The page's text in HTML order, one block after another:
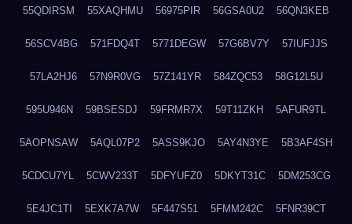
55QDIRSM 55XAQHMU 56975PIR 56GSA0U2 56QN3KEB
56SCV4BG 571FDQ4T 5771DEGW 57G6BV7Y 57IUFJJS
57LA2HJ6 57N9R0VG 57Z141YR 584ZQC53 58G12L5U
595U946N 59BSESDJ 59FRMR7X 59T11ZKH 5AFUR9TL
5AOPNSAW 5AQL07P2 5ASS9KJO 5AY4N3YE 5B3AF4SH
5CDCU7YL 5CWV233T 5DFYUFZ0 5DKYT31C 5DM253CG
5E4JC1TI 5EXK7A7W 5F447S51 5FMM242C 5FNR39CT